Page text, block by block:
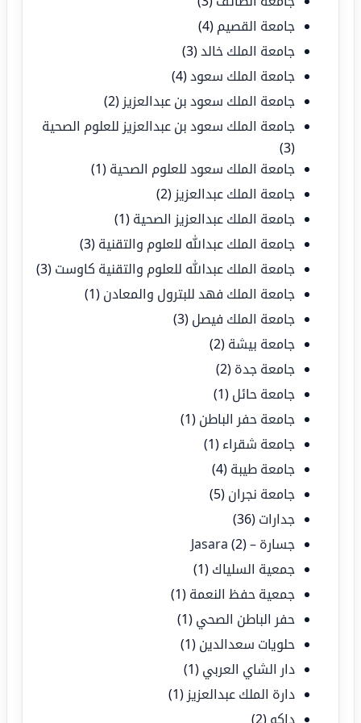
جامعة القصيم (4)
جامعة الملك خالد(3)
جامعة الملك سعود(4)
جامعة الملك سعود بن عبدالعزيز (2)
جامعة الملك سعود بن عبدالعزيز للعلوم الصحية
(3)
جامعة الملك سعود للعلوم الصحية (1)
جامعة الملك عبدالعزيز (2)
جامعة الملك عبدالعزيز الصحية (1)
جامعة الملك عبدالله للعلوم والتقنية (3)
جامعة الملك عبدالله للعلوم والتقنية كاوست (3)
جامعة الملك فهد للبترول والمعادن (1)
جامعة الملك فيصل (3)
جامعة بيشة (2)
جامعة جدة (2)
جامعة حائل (1)
جامعة حفر الباطن (1)
جامعة شقراء (1)
جامعة طيبة (4)
جامعة نجران (5)
جدارات (36)
جسارة – Jasara(2)
جمعية السلياك (1)
جمعية حفظ النعمة (1)
حفر الباطن الصحي (1)
حلويات سعدالدين (1)
دار الشاي العربي (1)
دارة الملك عبدالعزيز (1)
داكو (2)